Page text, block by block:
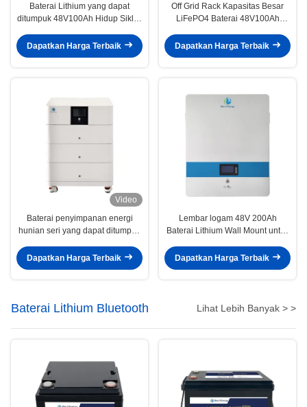
Baterai Lithium yang dapat
ditumpuk 48V100Ah Hidup Siklus
Penyimpanan Energi Rumah
Dapatkan Harga Terbaik
Off Grid Rack Kapasitas Besar
LiFePO4 Baterai 48V100Ah
Energi
Dapatkan Harga Terbaik
Video
Baterai penyimpanan energi
hunian seri yang dapat ditumpuk
Dapatkan Harga Terbaik
Lembar logam 48V 200Ah
Baterai Lithium Wall Mount untuk
Dapatkan Harga Terbaik
Baterai Lithium Bluetooth Lihat Lebih Banyak > >